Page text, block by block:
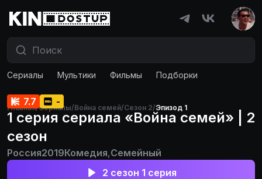
Сериалы Мультики Фильмы Подборки
Главная/Сериалы/Война семей/Сезон 2/Эпизод 1
7.7 -
1 серия сериала «Война семей» | 2
сезон
Россия2019Комедия,Семейный
2 сезон 1 серия